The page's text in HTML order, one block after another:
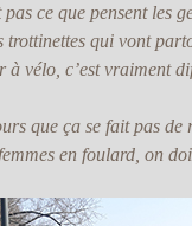
ce que pensent les
trottinettes qui vont
vélo, c’est vraiment
que ça se fait pas
en foulard, on